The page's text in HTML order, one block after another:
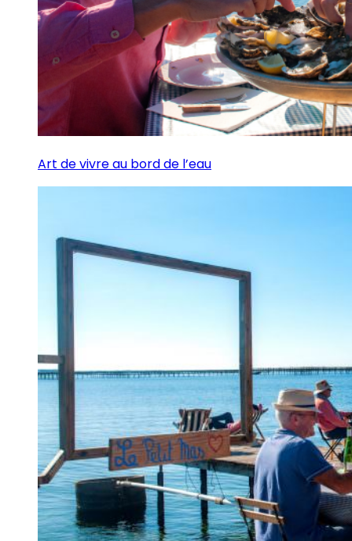
Art de vivre au bord de l’eau